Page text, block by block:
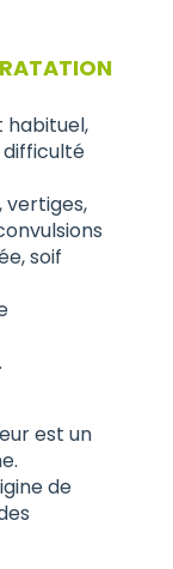
habituel,
difficulté
vertiges,
soif
est un
de